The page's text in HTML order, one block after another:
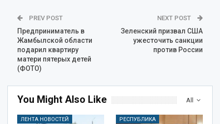
PREV POST
Предприниматель в
Жамбылской области
подарил квартиру
матери пятерых детей
(ФОТО)
NEXT POST
Зеленский призвал США
ужесточить санкции
против России
All
You Might Also Like
ЛЕНТА НОВОСТЕЙ РЕСПУБЛИКА